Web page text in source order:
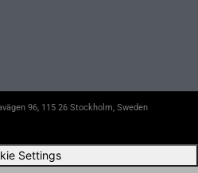
96, 115 26 Stockholm, Sweden
Settings